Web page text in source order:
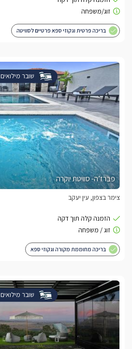
בריכה פרטית וגקוזי ספא פרטיים לסוויטה
שובר מילואים
פברז’ה- סוויטת יוקרה
צימר בצפון, עין יעקב
בריכה מחוממת מקורה וגקוזי ספא
שובר מילואים